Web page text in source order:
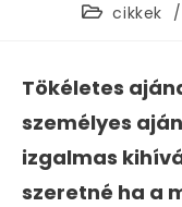
cikkek /
Tökéletes
személyes
izgalmas
szeretné ha a